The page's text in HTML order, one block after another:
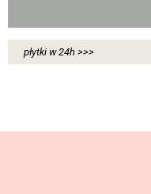
płytki w 24h >>>